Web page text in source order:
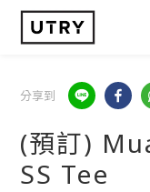
分享到
(預訂)
SS Tee